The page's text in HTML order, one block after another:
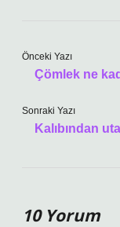
Önceki Yazı
Çömlek ne
Sonraki Yazı
Kalıbından
10 Yorum